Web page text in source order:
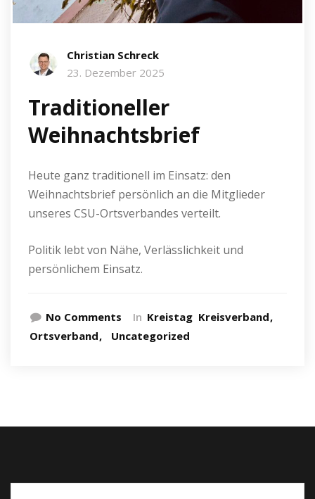
Christian Schreck
23. Dezember 2025
Traditioneller
Weihnachtsbrief
Heute ganz traditionell im Einsatz: den
Weihnachtsbrief persönlich an die Mitglieder
unseres CSU-Ortsverbandes verteilt.
Politik lebt von Nähe, Verlässlichkeit und
persönlichem Einsatz.
No Comments In Kreistag Kreisverband
Ortsverband
Uncategorized